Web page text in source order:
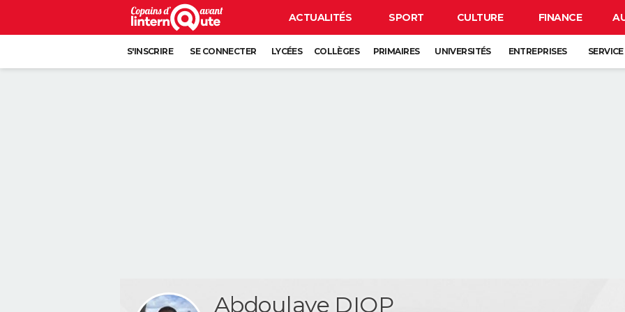
ACTUALITÉS SPORT CULTURE FINANCE
S'INSCRIRE SE CONNECTER LYCÉES COLLÈGES PRIMAIRES UNIVERSITÉS ENTREPRISES
Abdoulaye DIOP